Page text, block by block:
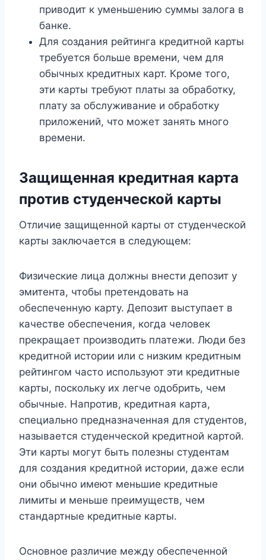
приводит к уменьшению суммы залога в
банке.
Для создания рейтинга кредитной карты
требуется больше времени, чем для
обычных кредитных карт. Кроме того,
эти карты требуют платы за обработку,
плату за обслуживание и обработку
приложений, что может занять много
времени.
Защищенная кредитная карта
против студенческой карты
Отличие защищенной карты от студенческой
карты заключается в следующем:
Физические лица должны внести депозит у
эмитента, чтобы претендовать на
обеспеченную карту. Депозит выступает в
качестве обеспечения, когда человек
прекращает производить платежи. Люди без
кредитной истории или с низким кредитным
рейтингом часто используют эти кредитные
карты, поскольку их легче одобрить, чем
обычные. Напротив, кредитная карта,
специально предназначенная для студентов,
называется студенческой кредитной картой.
Эти карты могут быть полезны студентам
для создания кредитной истории, даже если
они обычно имеют меньшие кредитные
лимиты и меньше преимуществ, чем
стандартные кредитные карты.
Основное различие между обеспеченной